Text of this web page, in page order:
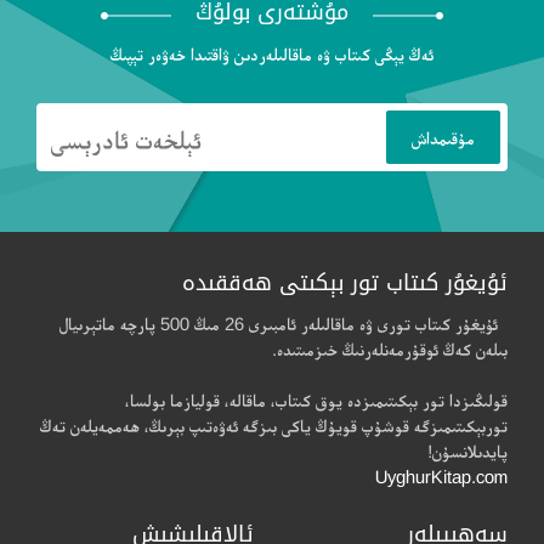
مۇشتەرى بولۇڭ
ئەڭ يېڭى كىتاب ۋە ماقالىلەردىن ۋاقتىدا خەۋەر تېپىڭ
ئۇيغۇر كىتاب تور بېكىتى ھەققىدە
ئۇيغۇر كىتاب تورى ۋە ماقالىلەر ئامبىرى 26 مىڭ 500 پارچە ماتېرىيال
بىلەن كەڭ ئوقۇرمەنلەرنىڭ خىزمىتىدە.
قولىڭىزدا تور بېكىتىمىزدە يوق كىتاب، ماقالە، قوليازما بولسا،
توربېكىتىمىزگە قوشۇپ قويۇڭ ياكى بىزگە ئەۋەتىپ بېرىڭ، ھەممەيلەن تەڭ
پايدىلانسۇن!
UyghurKitap.com
سەھىپىلەر ئالاقىلىشىش